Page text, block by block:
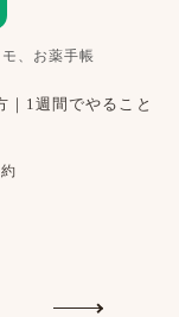
、お薬手帳